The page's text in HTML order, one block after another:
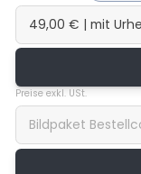
Preise exkl. USt.